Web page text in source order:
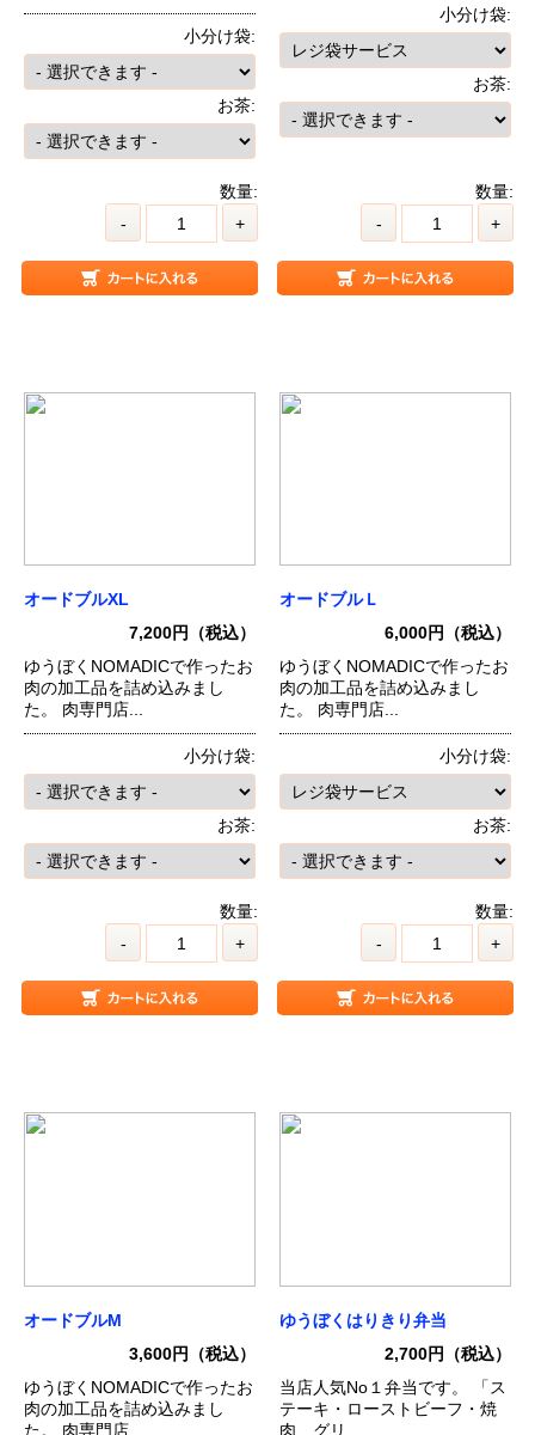
小分け袋:
お茶:
数量:
-
+
小分け袋:
お茶:
数量:
-
+
オードブルXL
7,200円（税込）
ゆうぼくNOMADICで作ったお
肉の加工品を詰め込みまし
た。 肉専門店...
小分け袋:
お茶:
数量:
-
+
オードブルＬ
6,000円（税込）
ゆうぼくNOMADICで作ったお
肉の加工品を詰め込みまし
た。 肉専門店...
小分け袋:
お茶:
数量:
-
+
オードブルM
3,600円（税込）
ゆうぼくNOMADICで作ったお
肉の加工品を詰め込みまし
た。 肉専門店...
ゆうぼくはりきり弁当
2,700円（税込）
当店人気No１弁当です。 「ス
テーキ・ローストビーフ・焼
肉、グリ...